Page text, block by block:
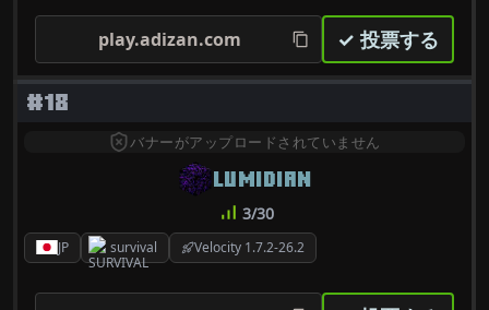
play.adizan.com ✓ 投票する
#18
バナーがアップロードされていません
JP survival Velocity 1.7.2-26.2
LUMIDIAN
3/30